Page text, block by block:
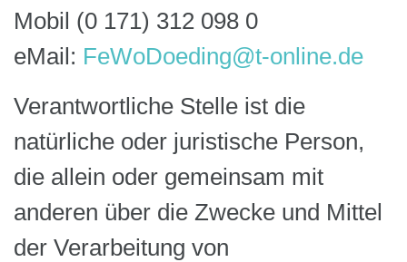
Mobil (0 171) 312 098 0
eMail: FeWoDoeding@t-online.de
Verantwortliche Stelle ist die
natürliche oder juristische Person,
die allein oder gemeinsam mit
anderen über die Zwecke und Mittel
der Verarbeitung von